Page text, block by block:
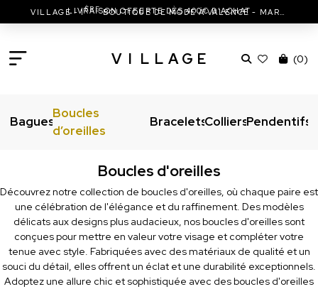
VILLAGE - 1ÈREBOUTIQUE DE MODE À VALENCE - MARC JACOBS - ISABEL MARANT & MORE
LIVRAISON OFFERTE DÈS 400€ D'ACHAT
V I L L A G E (0)
Bagues
Boucles
d’oreilles
BraceletsColliersPendentifs
Boucles d'oreilles
Découvrez notre collection de boucles d'oreilles, où chaque paire est
une célébration de l'élégance et du raffinement. Des modèles
délicats aux designs plus audacieux, nos boucles d'oreilles sont
conçues pour mettre en valeur votre visage et compléter votre
tenue avec style. Fabriquées avec des matériaux de qualité et un
souci du détail, elles offrent un éclat et une durabilité exceptionnels.
Adoptez une allure chic et sophistiquée avec des boucles d'oreilles